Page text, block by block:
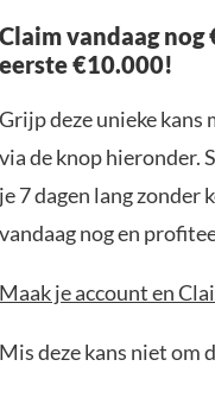
Claim vandaag
eerste €10.000!
Grijp deze unieke kans
via de knop hieronder.
je 7 dagen lang zonder
vandaag nog en
Maak je account en
Mis deze kans niet